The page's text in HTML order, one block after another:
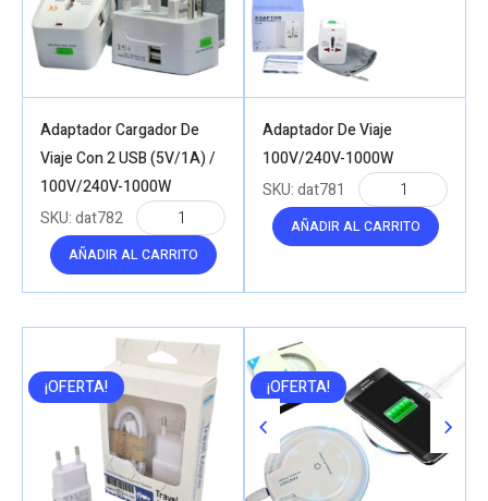
Adaptador Cargador De
Viaje Con 2 USB (5V/1A) /
100V/240V-1000W
AÑADIR AL CARRITO
SKU:dat782
Adaptador De Viaje
100V/240V-1000W
AÑADIR AL CARRITO
SKU:dat781
¡OFERTA! ¡OFERTA!